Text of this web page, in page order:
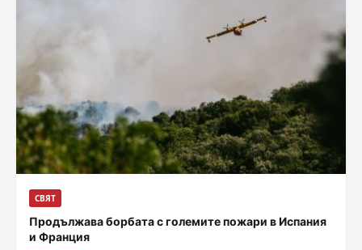
СВЯТ
Продължава борбата с големите пожари в Испания
и Франция